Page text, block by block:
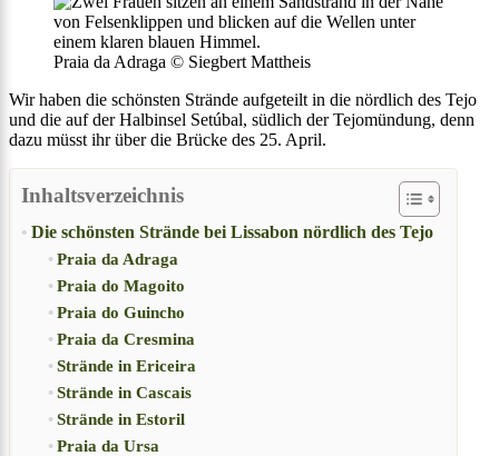
Praia da Adraga © Siegbert Mattheis
Wir haben die schönsten Strände aufgeteilt in die nördlich des Tejo
und die auf der Halbinsel Setúbal, südlich der Tejomündung, denn
dazu müsst ihr über die Brücke des 25. April.
Inhaltsverzeichnis
Die schönsten Strände bei Lissabon nördlich des Tejo
Praia da Adraga
Praia do Magoito
Praia do Guincho
Praia da Cresmina
Strände in Ericeira
Strände in Cascais
Strände in Estoril
Praia da Ursa